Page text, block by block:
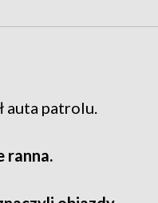
auta patrolu.
ranna.